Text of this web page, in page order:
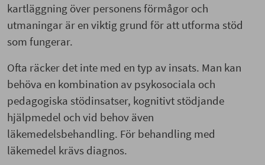
kartläggning över personens förmågor och
utmaningar är en viktig grund för att utforma stöd
som fungerar.
Ofta räcker det inte med en typ av insats. Man kan
behöva en kombination av psykosociala och
pedagogiska stödinsatser, kognitivt stödjande
hjälpmedel och vid behov även
läkemedelsbehandling. För behandling med
läkemedel krävs diagnos.